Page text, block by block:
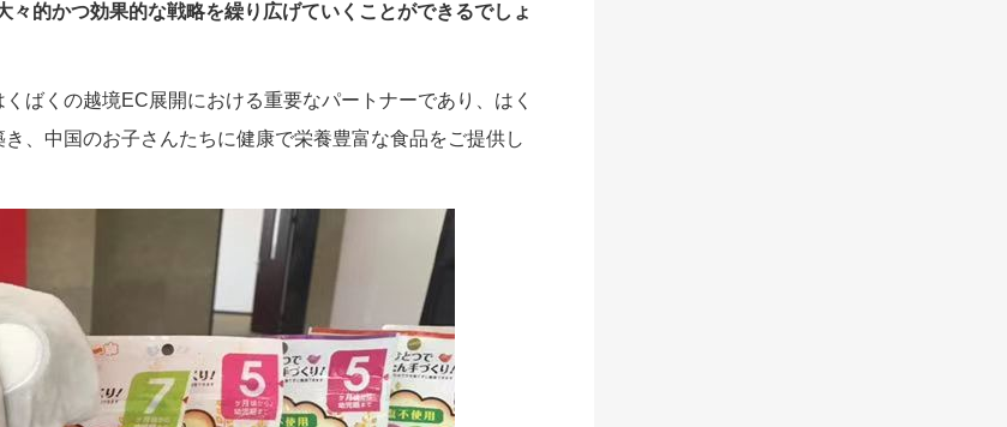
的かつ効果的な戦略を繰り広げていくことができるでしょ
ばくの越境EC展開における重要なパートナーであり、はく
、中国のお子さんたちに健康で栄養豊富な食品をご提供し